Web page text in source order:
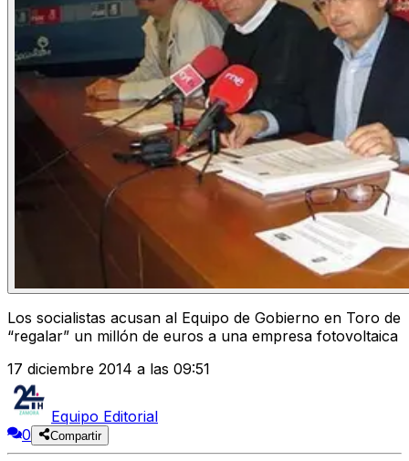
Los socialistas acusan al Equipo de Gobierno en Toro de
“regalar” un millón de euros a una empresa fotovoltaica
17 diciembre 2014 a las 09:51
Equipo Editorial
0
Compartir